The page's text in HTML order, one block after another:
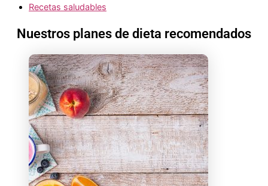
Recetas saludables
Nuestros planes de dieta recomendados